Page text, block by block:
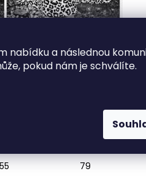
nabídku a následnou
pokud nám je schválíte.
délka midi cm
55
79